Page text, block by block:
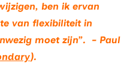
ben ik ervan
van flexibiliteit in
moet zijn”.  - Paul
).